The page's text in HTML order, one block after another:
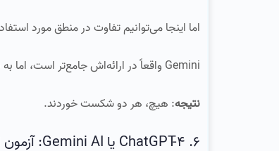
اما اینجا می‌توانیم تفاوت در منطق مورد
Gemini واقعاً در ارائه‌اش جامع‌تر است، اما به نظر می‌رسد که نمی‌تواند با سوالات اصطلاحی به خوبی برخورد کند.
نتیجه: هیچ، هر دو شکست خوردند.
6. ChatGPT-4 یا Gemini AI: آزمون اخلاق و نقش‌آفرینی